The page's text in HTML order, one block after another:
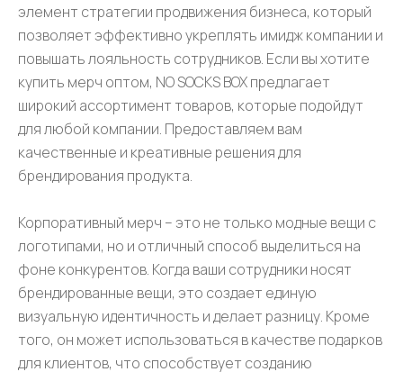
элемент стратегии продвижения бизнеса, который
позволяет эффективно укреплять имидж компании и
повышать лояльность сотрудников. Если вы хотите
купить мерч оптом, NO SOCKS BOX предлагает
широкий ассортимент товаров, которые подойдут
для любой компании. Предоставляем вам
качественные и креативные решения для
брендирования продукта.
Корпоративный мерч – это не только модные вещи с
логотипами, но и отличный способ выделиться на
фоне конкурентов. Когда ваши сотрудники носят
брендированные вещи, это создает единую
визуальную идентичность и делает разницу. Кроме
того, он может использоваться в качестве подарков
для клиентов, что способствует созданию